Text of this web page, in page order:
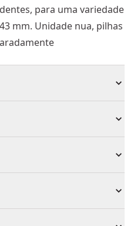
para uma variedade
mm. Unidade nua, pilhas
permite efectuar
base em aço para
de trabalho
para uma mudança mais
Serra circular
18V
em separado